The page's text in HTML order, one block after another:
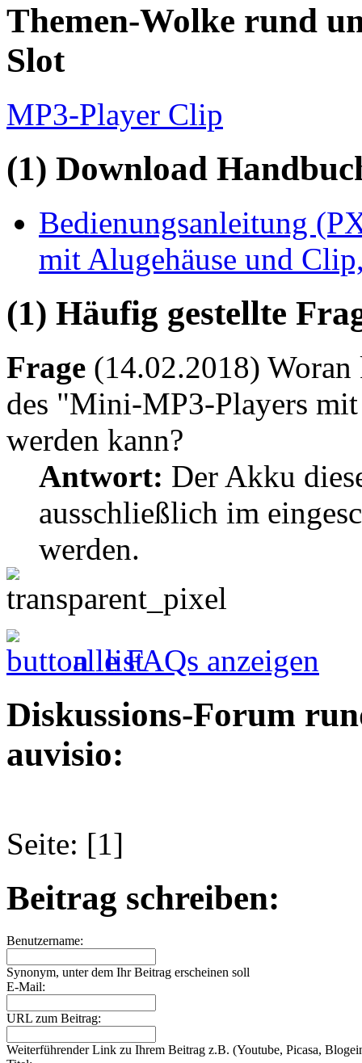
Themen-Wolke rund
Slot
MP3-Player Clip
(1) Download
Bedienungsanleitung
mit Alugehäuse und
(1) Häufig gestellte
Frage (14.02.2018) Woran
des "Mini-MP3-Players
werden kann?
Antwort: Der Akku
ausschließlich im
werden.
alle FAQs anzeigen
Diskussions-Forum
auvisio:
Seite: [1]
Beitrag schreiben:
Benutzername:
Synonym, unter dem Ihr Beitrag erscheinen soll
E-Mail:
URL zum Beitrag:
Weiterführender Link zu Ihrem Beitrag z.B. (Youtube, Picasa,